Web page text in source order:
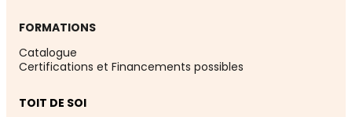
FORMATIONS
Catalogue
Certifications et Financements possibles
TOIT DE SOI